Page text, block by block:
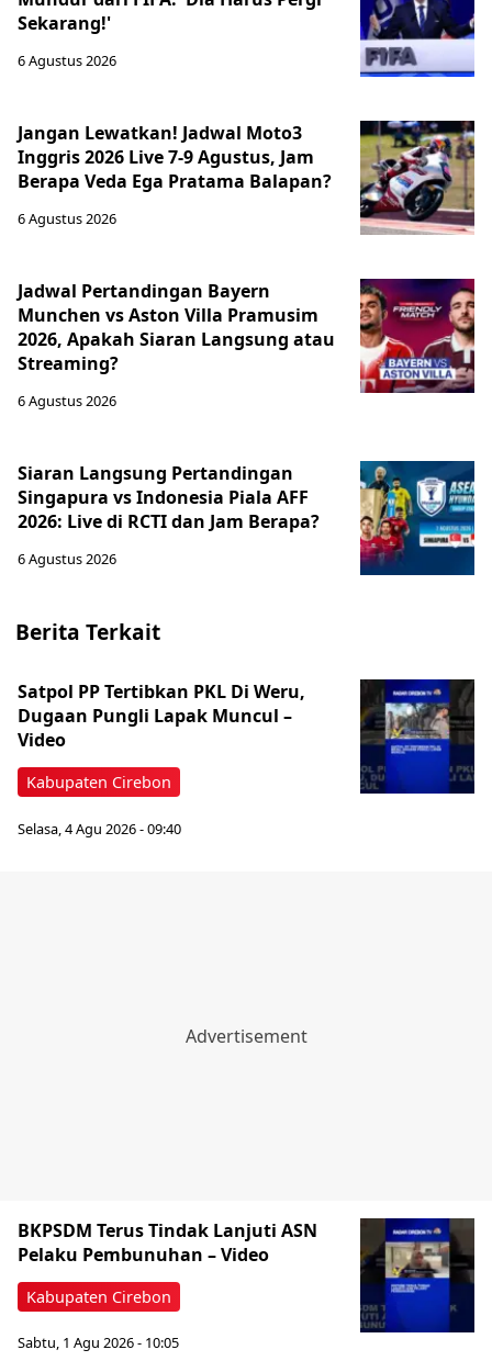
Sekarang!'
6 Agustus 2026
Jangan Lewatkan! Jadwal Moto3
Inggris 2026 Live 7-9 Agustus, Jam
Berapa Veda Ega Pratama Balapan?
6 Agustus 2026
Jadwal Pertandingan Bayern
Munchen vs Aston Villa Pramusim
2026, Apakah Siaran Langsung atau
Streaming?
6 Agustus 2026
Siaran Langsung Pertandingan
Singapura vs Indonesia Piala AFF
2026: Live di RCTI dan Jam Berapa?
6 Agustus 2026
Berita Terkait
Kabupaten Cirebon
Satpol PP Tertibkan PKL Di Weru,
Dugaan Pungli Lapak Muncul –
Video
Selasa, 4 Agu 2026 - 09:40
Kabupaten Cirebon
BKPSDM Terus Tindak Lanjuti ASN
Pelaku Pembunuhan – Video
Sabtu, 1 Agu 2026 - 10:05